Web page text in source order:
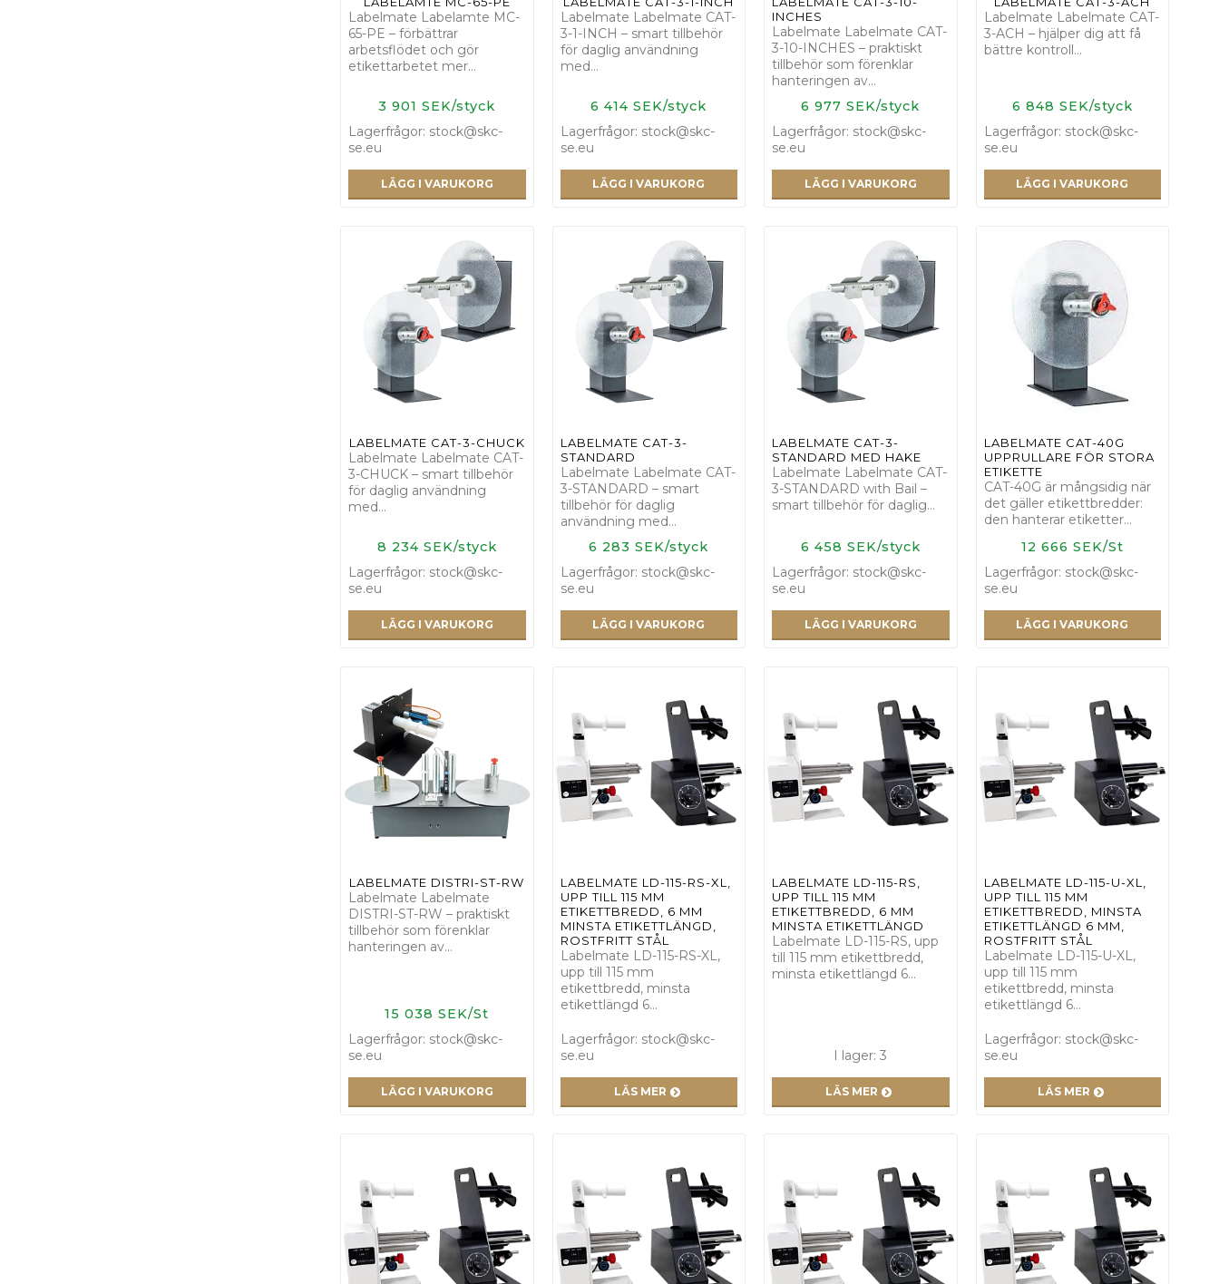
Labelmate Labelamte MC-
65-PE – förbättrar
arbetsflödet och gör
etikettarbetet mer…
3 901 SEK/styck
Lagerfrågor: stock@skc-
se.eu
LÄGG I VARUKORG
Labelmate Labelmate CAT-
3-1-INCH – smart tillbehör
för daglig användning
med…
6 414 SEK/styck
Lagerfrågor: stock@skc-
se.eu
LÄGG I VARUKORG
INCHES
Labelmate Labelmate CAT-
3-10-INCHES – praktiskt
tillbehör som förenklar
hanteringen av…
6 977 SEK/styck
Lagerfrågor: stock@skc-
se.eu
LÄGG I VARUKORG
Labelmate Labelmate CAT-
3-ACH – hjälper dig att få
bättre kontroll…
6 848 SEK/styck
Lagerfrågor: stock@skc-
se.eu
LÄGG I VARUKORG
LABELMATE CAT-3-CHUCK
Labelmate Labelmate CAT-
3-CHUCK – smart tillbehör
för daglig användning
med…
8 234 SEK/styck
Lagerfrågor: stock@skc-
se.eu
LÄGG I VARUKORG
LABELMATE CAT-3-
STANDARD
Labelmate Labelmate CAT-
3-STANDARD – smart
tillbehör för daglig
användning med…
6 283 SEK/styck
Lagerfrågor: stock@skc-
se.eu
LÄGG I VARUKORG
LABELMATE CAT-3-
STANDARD MED HAKE
Labelmate Labelmate CAT-
3-STANDARD with Bail –
smart tillbehör för daglig…
6 458 SEK/styck
Lagerfrågor: stock@skc-
se.eu
LÄGG I VARUKORG
LABELMATE CAT-40G
UPPRULLARE FÖR STORA
ETIKETTE
CAT-40G är mångsidig när
det gäller etikettbredder:
den hanterar etiketter…
12 666 SEK/St
Lagerfrågor: stock@skc-
se.eu
LÄGG I VARUKORG
LABELMATE DISTRI-ST-RW
Labelmate Labelmate
DISTRI-ST-RW – praktiskt
tillbehör som förenklar
hanteringen av…
15 038 SEK/St
Lagerfrågor: stock@skc-
se.eu
LÄGG I VARUKORG
LABELMATE LD-115-RS-XL,
UPP TILL 115 MM
ETIKETTBREDD, 6 MM
MINSTA ETIKETTLÄNGD,
ROSTFRITT STÅL
Labelmate LD-115-RS-XL,
upp till 115 mm
etikettbredd, minsta
etikettlängd 6…
Lagerfrågor: stock@skc-
se.eu
LÄS MER
LABELMATE LD-115-RS,
UPP TILL 115 MM
ETIKETTBREDD, 6 MM
MINSTA ETIKETTLÄNGD
Labelmate LD-115-RS, upp
till 115 mm etikettbredd,
minsta etikettlängd 6…
I lager: 3
LÄS MER
LABELMATE LD-115-U-XL,
UPP TILL 115 MM
ETIKETTBREDD, MINSTA
ETIKETTLÄNGD 6 MM,
ROSTFRITT STÅL
Labelmate LD-115-U-XL,
upp till 115 mm
etikettbredd, minsta
etikettlängd 6…
Lagerfrågor: stock@skc-
se.eu
LÄS MER